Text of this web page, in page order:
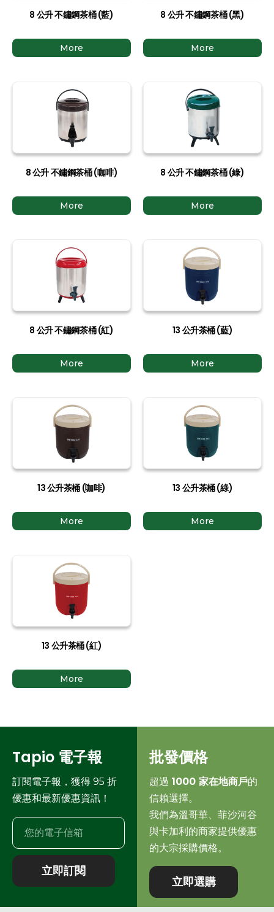
8 公升 不鏽鋼茶桶 (藍)
More
8 公升 不鏽鋼茶桶 (黑)
More
8 公升 不鏽鋼茶桶 (咖啡)
More
8 公升 不鏽鋼茶桶 (綠)
More
8 公升 不鏽鋼茶桶 (紅)
More
13 公升茶桶 (藍)
More
13 公升茶桶 (咖啡)
More
13 公升茶桶 (綠)
More
13 公升茶桶 (紅)
More
Tapio 電子報
訂閱電子報，獲得 95 折
優惠和最新優惠資訊！
立即訂閱
批發價格
超過 1000 家在地商戶的
信賴選擇。
我們為溫哥華、菲沙河谷
與卡加利的商家提供優惠
的大宗採購價格。
立即選購